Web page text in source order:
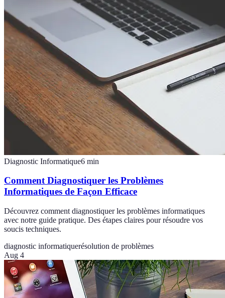
Diagnostic Informatique6 min
Comment Diagnostiquer les Problèmes
Informatiques de Façon Efficace
Découvrez comment diagnostiquer les problèmes informatiques
avec notre guide pratique. Des étapes claires pour résoudre vos
soucis techniques.
diagnostic informatiquerésolution de problèmes
Aug 4